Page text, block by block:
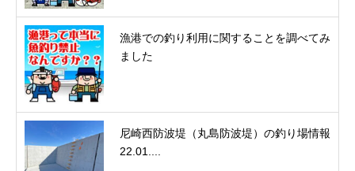
漁港での釣り利用に関することを調べてみ
ました
尼崎西防波堤（丸島防波堤）の釣り場情報
22.01....